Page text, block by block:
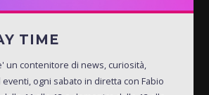
TIME
un contenitore di news, curiosità,
ogni sabato in diretta con Fabio